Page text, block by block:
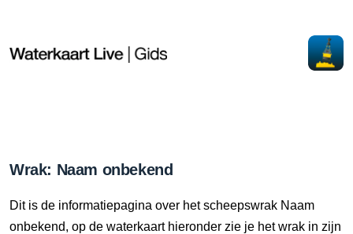
Wrak: Naam onbekend
Dit is de informatiepagina over het scheepswrak Naam
onbekend, op de waterkaart hieronder zie je het wrak in zijn